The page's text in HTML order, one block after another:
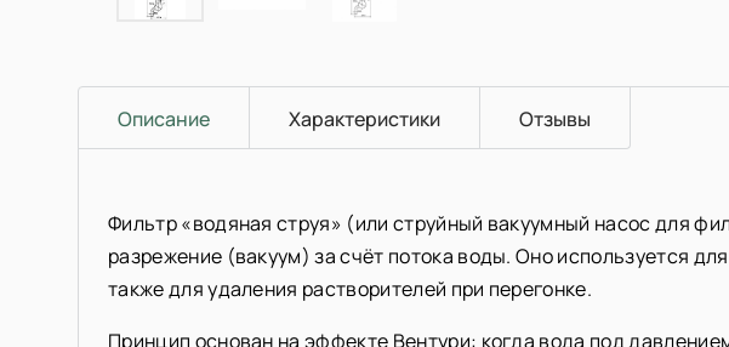
Описание Характеристики Отзывы
Фильтр «водяная струя» (или струйный вакуумный насос для
разрежение (вакуум) за счёт потока воды. Оно используется
также для удаления растворителей при перегонке.
Принцип основан на эффекте Вентури: когда вода под